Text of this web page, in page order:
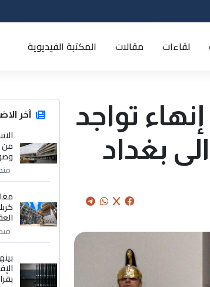
لقاءات مقالات المكتبة الفيديوية
تواجد
بغداد
آخر
من
منذ 20 ساعة
منذ 20 ساعة